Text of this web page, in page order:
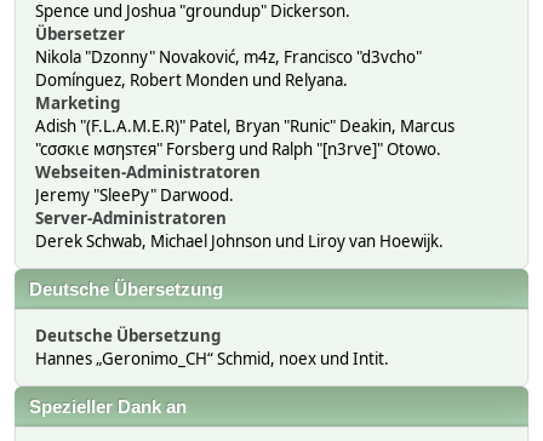
Spence und Joshua "groundup" Dickerson.
Übersetzer
Nikola "Dzonny" Novaković, m4z, Francisco "d3vcho"
Domínguez, Robert Monden und Relyana.
Marketing
Adish "(F.L.A.M.E.R)" Patel, Bryan "Runic" Deakin, Marcus
"cσσкιє мσηѕтєя" Forsberg und Ralph "[n3rve]" Otowo.
Webseiten-Administratoren
Jeremy "SleePy" Darwood.
Server-Administratoren
Derek Schwab, Michael Johnson und Liroy van Hoewijk.
Deutsche Übersetzung
Deutsche Übersetzung
Hannes „Geronimo_CH“ Schmid, noex und Intit.
Spezieller Dank an